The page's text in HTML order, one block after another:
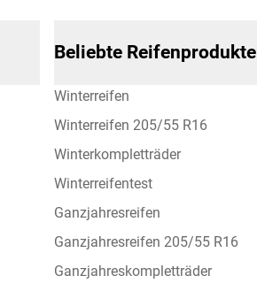
Beliebte Reifenprodukte
Winterreifen
Winterreifen 205/55 R16
Winterkompletträder
Winterreifentest
Ganzjahresreifen
Ganzjahresreifen 205/55 R16
Ganzjahreskompletträder